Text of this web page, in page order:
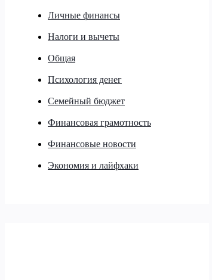
Личные финансы
Налоги и вычеты
Общая
Психология денег
Семейный бюджет
Финансовая грамотность
Финансовые новости
Экономия и лайфхаки